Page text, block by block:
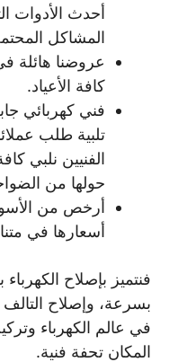
أحدث الأدوات
المشاكل
عروضنا هائلة
كافة الأعياد.
فني كهربائي
تلبية طلب
الفنيين نلبي
حولها من
أرخص من
أسعارها في
فنتميز بإصلاح
بسرعة، وإصلاح التالف
في عالم الكهرباء
المكان تحفة فنية.